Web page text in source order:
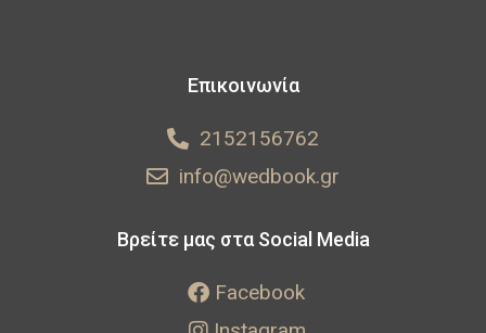
Επικοινωνία
2152156762
info@wedbook.gr
Βρείτε μας στα Social Media
Facebook